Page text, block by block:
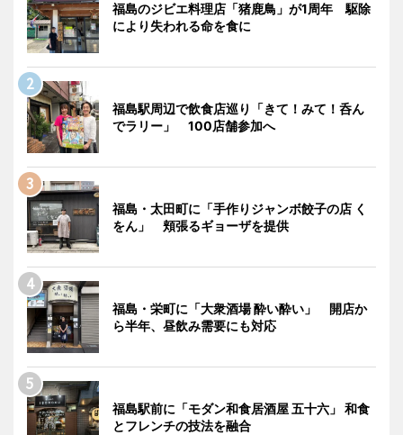
福島のジビエ料理店「猪鹿鳥」が1周年 駆除
により失われる命を食に
福島駅周辺で飲食店巡り「きて！みて！呑ん
でラリー」 100店舗参加へ
福島・太田町に「手作りジャンボ餃子の店 く
をん」 頬張るギョーザを提供
福島・栄町に「大衆酒場 酔い酔い」 開店か
ら半年、昼飲み需要にも対応
福島駅前に「モダン和食居酒屋 五十六」 和食
とフレンチの技法を融合